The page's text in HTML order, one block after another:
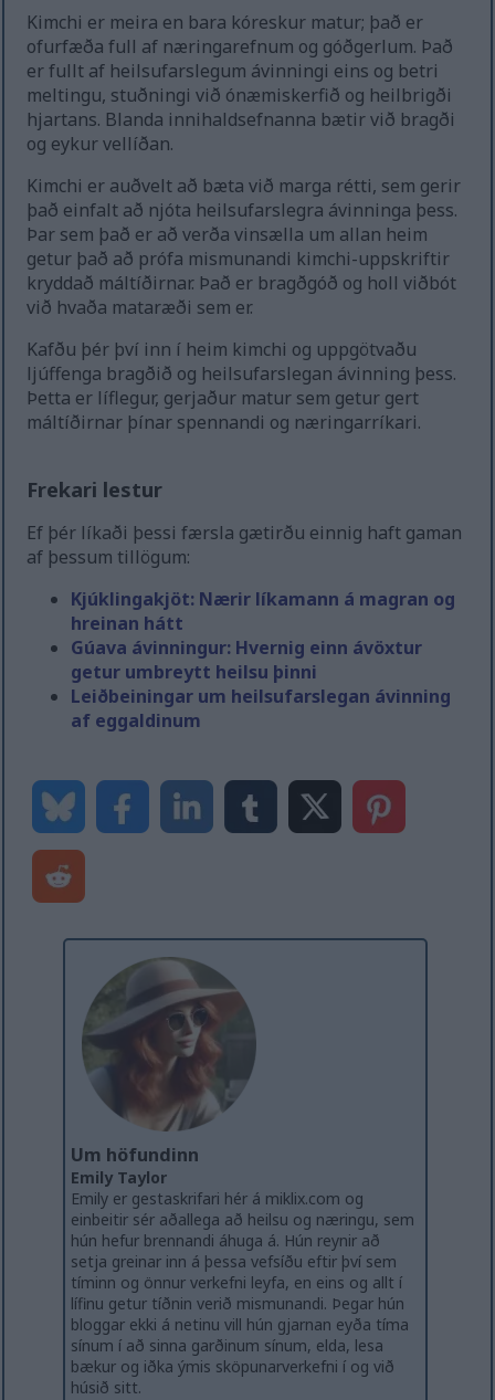
Kimchi er meira en bara kóreskur matur; það er
ofurfæða full af næringarefnum og góðgerlum. Það
er fullt af heilsufarslegum ávinningi eins og betri
meltingu, stuðningi við ónæmiskerfið og heilbrigði
hjartans. Blanda innihaldsefnanna bætir við bragði
og eykur vellíðan.
Kimchi er auðvelt að bæta við marga rétti, sem gerir
það einfalt að njóta heilsufarslegra ávinninga þess.
Þar sem það er að verða vinsælla um allan heim
getur það að prófa mismunandi kimchi-uppskriftir
kryddað máltíðirnar. Það er bragðgóð og holl viðbót
við hvaða mataræði sem er.
Kafðu þér því inn í heim kimchi og uppgötvaðu
ljúffenga bragðið og heilsufarslegan ávinning þess.
Þetta er líflegur, gerjaður matur sem getur gert
máltíðirnar þínar spennandi og næringarríkari.
Frekari lestur
Ef þér líkaði þessi færsla gætirðu einnig haft gaman
af þessum tillögum:
Kjúklingakjöt: Nærir líkamann á magran og
hreinan hátt
Gúava ávinningur: Hvernig einn ávöxtur
getur umbreytt heilsu þinni
Leiðbeiningar um heilsufarslegan ávinning
af eggaldinum
Um höfundinn
Emily Taylor
Emily er gestaskrifari hér á miklix.com og
einbeitir sér aðallega að heilsu og næringu, sem
hún hefur brennandi áhuga á. Hún reynir að
setja greinar inn á þessa vefsíðu eftir því sem
tíminn og önnur verkefni leyfa, en eins og allt í
lífinu getur tíðnin verið mismunandi. Þegar hún
bloggar ekki á netinu vill hún gjarnan eyða tíma
sínum í að sinna garðinum sínum, elda, lesa
bækur og iðka ýmis sköpunarverkefni í og ​​við
húsið sitt.